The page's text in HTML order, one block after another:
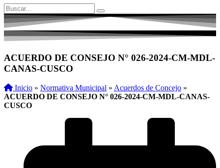
ACUERDO DE CONSEJO N° 026-2024-CM-MDL-
CANAS-CUSCO
Inicio » Normativa Municipal » Acuerdos de Concejo »
ACUERDO DE CONSEJO N° 026-2024-CM-MDL-CANAS-
CUSCO